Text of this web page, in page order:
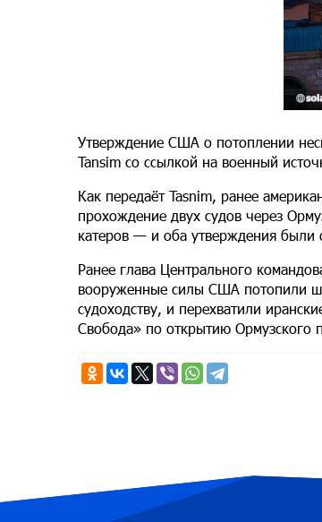
Утверждение США о потоплении
Tansim со ссылкой на военный
Как передаёт Tasnim, ранее
прохождение двух судов через
катеров — и оба утверждения были
Ранее глава Центрального
вооруженные силы США потопили
судоходству, и перехватили
Свобода» по открытию Ормузского